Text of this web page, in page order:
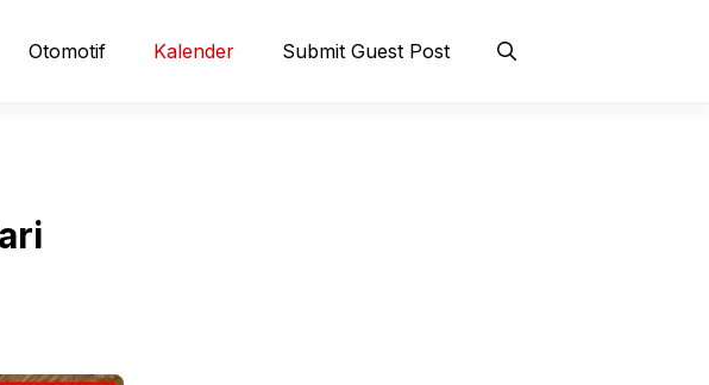
Otomotif Kalender Submit Guest Post